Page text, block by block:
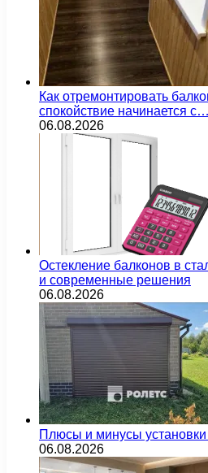
Как отремонтировать
спокойствие начинается с…
06.08.2026
Остекление балконов в
и современные решения
06.08.2026
Плюсы и минусы установки
06.08.2026